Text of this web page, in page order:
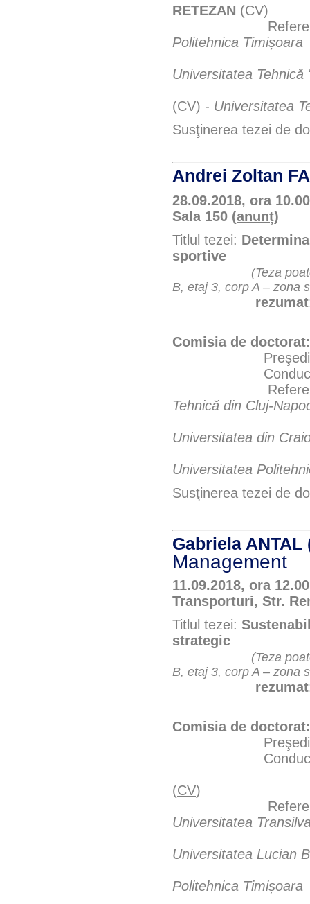
RETEZAN (CV)
Politehnica Timișoara
Universitatea
(CV) - Universitatea
Susţinerea tezei de
Andrei Zoltan
28.09.2018, ora
Sala 150 (anunț)
Titlul tezei:
sportive
(Teza
B, etaj 3, corp A – zona
rezumat
Comisia de doctorat:
Conducător
Tehnică din Cluj-
Universitatea din
Universitatea
Susţinerea tezei de
Gabriela
Management
11.09.2018, ora
Transporturi, Str.
Titlul tezei:
strategic
(Teza
B, etaj 3, corp A – zona
rezumat
Comisia de doctorat:
Conducător
(CV)
Universitatea
Universitatea Lucian
Politehnica Timișoara